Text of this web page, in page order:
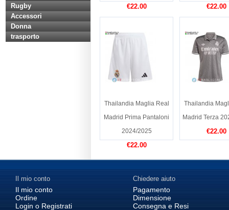
Rugby
Accessori
Donna
trasporto
€22.00 €22.00
Thailandia Maglia Real
Madrid Prima Pantaloni
2024/2025
€22.00
Thailandia
Madrid Terza
€22.00
Il mio conto
Il mio conto
Ordine
Login o Registrati
Chiedere aiuto
Pagamento
Dimensione
Consegna e Resi